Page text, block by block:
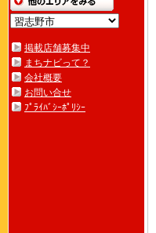
掲載店舗募集中
まちナビって？
会社概要
お問い合せ
ﾌﾟﾗｲﾊﾞｼｰﾎﾟﾘｼｰ